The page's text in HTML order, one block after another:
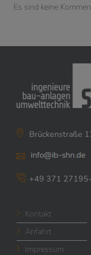
Es sind keine
Brückenstraße
+49 371
Kontakt
Anfahrt
Impressum